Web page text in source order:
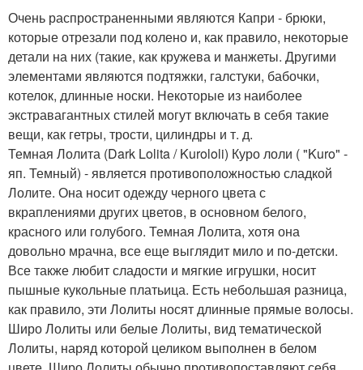
Очень распространенными являются Капри - брюки,
которые отрезали под колено и, как правило, некоторые
детали на них (такие, как кружева и манжеты. Другими
элементами являются подтяжки, галстуки, бабочки,
котелок, длинные носки. Некоторые из наиболее
экстравагантных стилей могут включать в себя такие
вещи, как гетры, трости, цилиндры и т. д.
Темная Лолита (Dark Lolita / Kurololi) Куро лоли ( "Kuro" -
яп. Темный) - является противоположностью сладкой
Лолите. Она носит одежду черного цвета с
вкраплениями других цветов, в основном белого,
красного или голубого. Темная Лолита, хотя она
довольно мрачна, все еще выглядит мило и по-детски.
Все также любит сладости и мягкие игрушки, носит
пышные кукольные платьица. Есть небольшая разница,
как правило, эти Лолиты носят длинные прямые волосы.
Широ Лолиты или белые Лолиты, вид тематической
Лолиты, наряд которой целиком выполнен в белом